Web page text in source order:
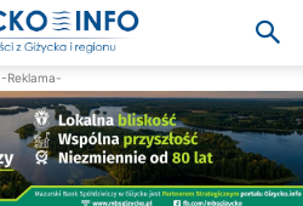
-Reklama-